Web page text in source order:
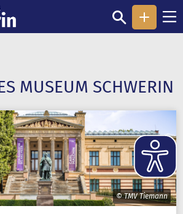
MUSEUM SCHWERIN
© TMV Tiemann